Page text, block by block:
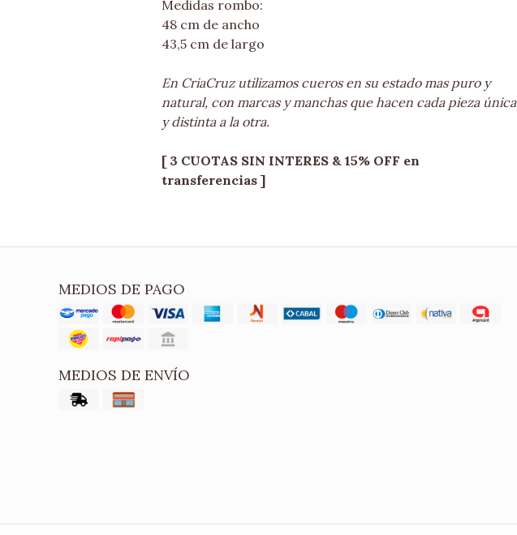
Medidas rombo:
48 cm de ancho
43,5 cm de largo
En CriaCruz utilizamos cueros en su estado mas puro y
natural, con marcas y manchas que hacen cada pieza única
y distinta a la otra.
[ 3 CUOTAS SIN INTERES & 15% OFF en
transferencias ]
MEDIOS DE PAGO
MEDIOS DE ENVÍO